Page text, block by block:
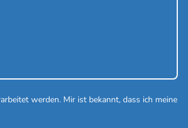
werden. Mir ist bekannt, dass ich meine